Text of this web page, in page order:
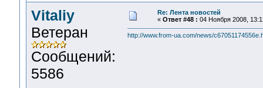
Vitaliy
Ветеран
Сообщений:
5586
Re: Лента новостей
« Ответ #48 : 04 Ноября 2008,
http://www.from-ua.com/news/